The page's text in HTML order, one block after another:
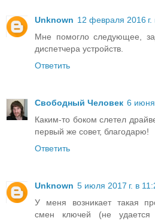
Unknown 12 февраля 2016 г.
Мне помогло следующее,
диспетчера устройств.
Ответить
Свободный Человек 6 июня
Каким-то боком слетел
первый же совет, благодарю!
Ответить
Unknown 5 июля 2017 г. в
У меня возникает такая
смен ключей (не удается